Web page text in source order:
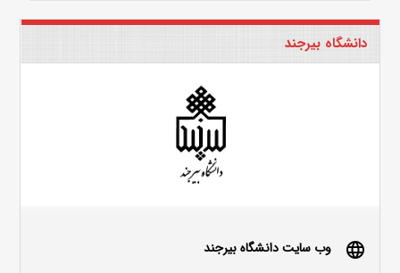
دانشگاه بیرجند
language وب سایت دانشگاه بیرجند